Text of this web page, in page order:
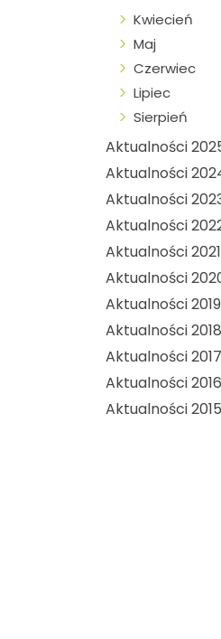
Kwiecień
Maj
Czerwiec
Lipiec
Sierpień
Aktualności
Aktualności
Aktualności
Aktualności
Aktualności 2021
Aktualności
Aktualności 2019
Aktualności 2018
Aktualności 2017
Aktualności 2016
Aktualności 2015